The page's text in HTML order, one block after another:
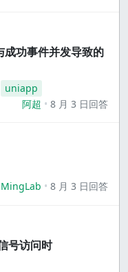
成功事件并发导致的
uniapp
阿超
8 月 3 日回答
MingLab 8 月 3 日回答
号访问时